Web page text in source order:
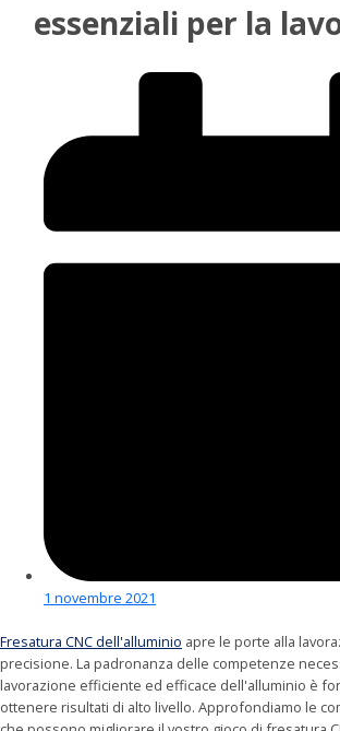
essenziali per la
1 novembre 2021
Fresatura CNC dell'alluminio apre le porte alla
precisione. La padronanza delle competenze
lavorazione efficiente ed efficace dell'alluminio è
ottenere risultati di alto livello. Approfondiamo le